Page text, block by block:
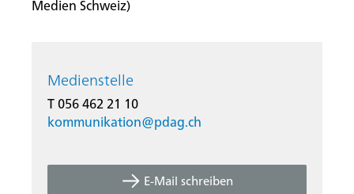
Medien Schweiz)
Medienstelle
T 056 462 21 10
kommunikation@pdag.ch
E-Mail schreiben